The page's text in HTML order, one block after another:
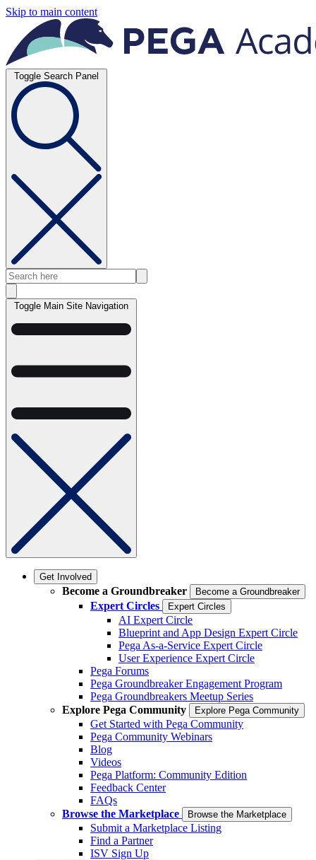
Skip to main content
Toggle Search Panel
Toggle Main Site Navigation
Get Involved
Become a Groundbreaker Become a Groundbreaker
Expert Circles Expert Circles
AI Expert Circle
Blueprint and App Design Expert Circle
Pega As-a-Service Expert Circle
User Experience Expert Circle
Pega Forums
Pega Groundbreaker Engagement Program
Pega Groundbreakers Meetup Series
Explore Pega Community
Explore Pega Community
Get Started with Pega Community
Pega Community Webinars
Blog
Videos
Pega Platform: Community Edition
Feedback Center
FAQs
Browse the Marketplace
Browse the Marketplace
Submit a Marketplace Listing
Find a Partner
ISV Sign Up